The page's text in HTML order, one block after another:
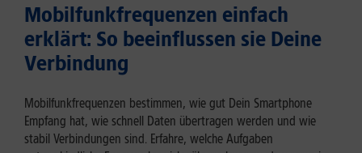
Mobilfunkfrequenzen einfach
erklärt: So beeinflussen sie Deine
Verbindung
Mobilfunkfrequenzen bestimmen, wie gut Dein Smartphone
Empfang hat, wie schnell Daten übertragen werden und wie
stabil Verbindungen sind. Erfahre, welche Aufgaben